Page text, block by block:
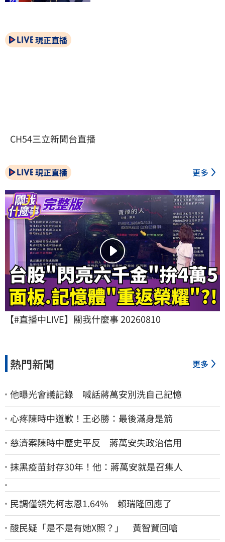
現正直播
CH54三立新聞台直播
現正直播 更多
【#直播中LIVE】關我什麼事 20260810
熱門新聞 更多
他曝光會議記錄 喊話蔣萬安別洗自己記憶
心疼陳時中道歉！王必勝：最後滿身是箭
慈濟案陳時中歷史平反 蔣萬安失政治信用
抹黑疫苗封存30年！他：蔣萬安就是召集人
民調僅領先柯志恩1.64% 賴瑞隆回應了
酸民疑「是不是有她X照？」 黃智賢回嗆